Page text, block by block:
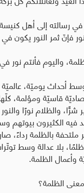
رسالته إلى أهل
فإنّ ثمر النور يكون في
واليوم فأنتم نور
وسط أحداث يوميّة،
قاسيّة ومؤلمة،
فيه الكثيرون
ملتحفة بالظلمة رداءً،
بلا عدالة وسط
وأعمال الظلمة.
الظلمة؟